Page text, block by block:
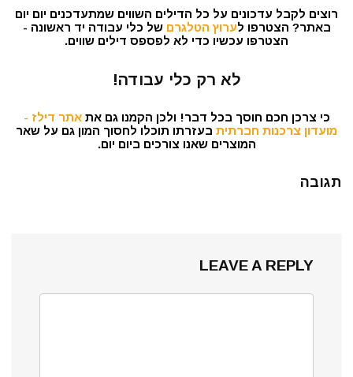
רוצים לקבל עדכונים על כל הדילים השווים שמתעדכנים יום יום
באתר? הצטרפו לערוץ הטלגרם של כלי עבודה יד ראשונה -
הצטרפו עכשיו כדי לא לפספס דילים שווים.
לא רק כלי עבודה!
כי צרכן חכם חוסך בכל דבר! ולכן הקמנו גם אתאתר דילז -
מועדון צרכנות חברתית בעזרתו תוכלו לחסוך המון גם על שאר
המוצרים שאנו צורכים ביום יום.
תגובה
LEAVE A REPLY